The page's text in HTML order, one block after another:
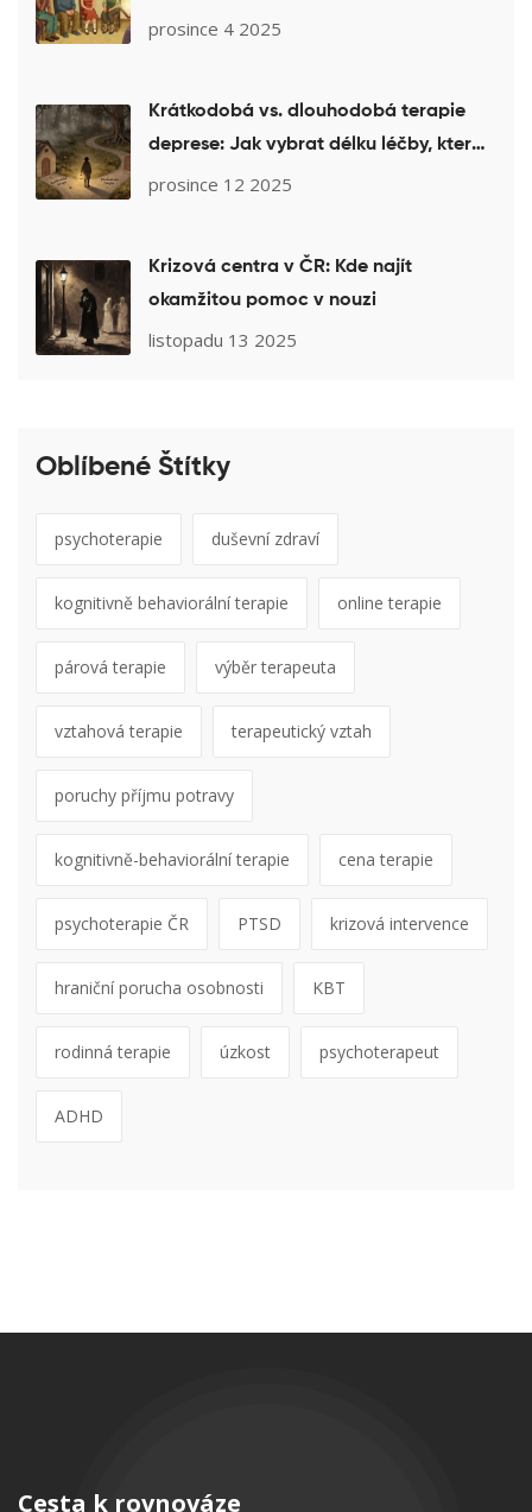
léčbu
prosince 4 2025
Krátkodobá vs. dlouhodobá terapie
deprese: Jak vybrat délku léčby, která
vám skutečně pomůže
prosince 12 2025
Krizová centra v ČR: Kde najít
okamžitou pomoc v nouzi
listopadu 13 2025
Oblíbené Štítky
psychoterapie duševní zdraví
kognitivně behaviorální terapie online terapie
párová terapie výběr terapeuta
vztahová terapie terapeutický vztah
poruchy příjmu potravy
kognitivně-behaviorální terapie cena terapie
psychoterapie ČR PTSD krizová intervence
hraniční porucha osobnosti KBT
rodinná terapie úzkost psychoterapeut
ADHD
Cesta k rovnováze